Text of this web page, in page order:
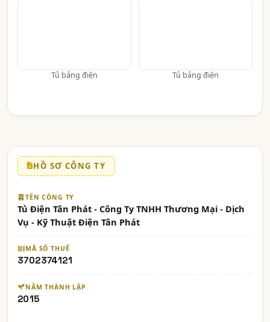
Tủ bảng điện Tủ bảng điện
HỒ SƠ CÔNG TY
TÊN CÔNG TY
Tủ Điện Tân Phát - Công Ty TNHH Thương Mại - Dịch
Vụ - Kỹ Thuật Điện Tân Phát
MÃ SỐ THUẾ
3702374121
NĂM THÀNH LẬP
2015